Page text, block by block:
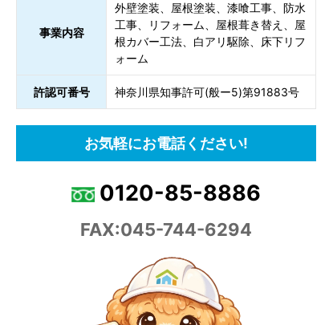
事業内容
外壁塗装、屋根塗装、漆喰工事、防水
工事、リフォーム、屋根葺き替え、屋
根カバー工法、白アリ駆除、床下リフ
ォーム
許認可番号 神奈川県知事許可(般ー5)第91883号
お気軽にお電話ください!
0120-85-8886
FAX:045-744-6294